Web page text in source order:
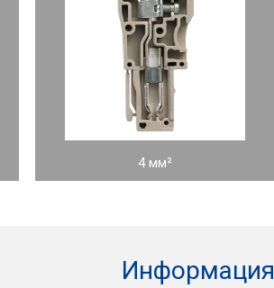
4 мм²
Информация